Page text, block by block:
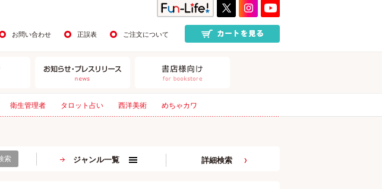
お問い合わせ 正誤表 ご注文について
衛生管理者 タロット占い 西洋美術 めちゃカワ
索 ジャンル一覧 詳細検索